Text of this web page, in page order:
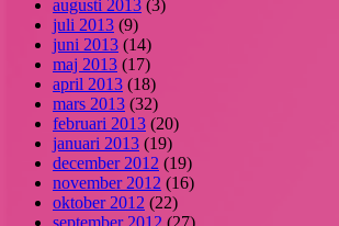
augusti 2013 (3)
juli 2013 (9)
juni 2013 (14)
maj 2013 (17)
april 2013 (18)
mars 2013 (32)
februari 2013 (20)
januari 2013 (19)
december 2012 (19)
november 2012 (16)
oktober 2012 (22)